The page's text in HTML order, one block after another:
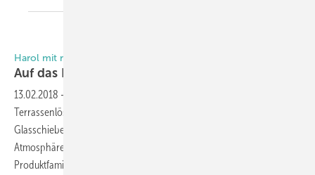
Harol mit nominiertem PRodukt auf der R+T
Auf das Detail kommt es
13.02.2018 -
Terrassenlösung mit ZIP-Technologie dienen, bei der Screens,
Glasschiebewände und LED-Beleuchtung fur mehr Privatsphäre und
Atmosphäre sorgen sollen. Die Variante VZ080-Zip aus der gleichen
Produktfamilie wurde fur den Innovationspreis R+T 2018 in der